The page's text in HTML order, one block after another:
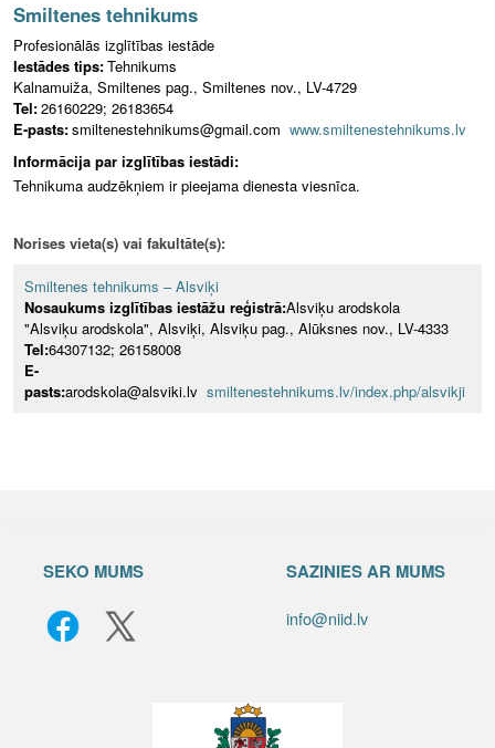
Smiltenes tehnikums
Profesionālās izglītības iestāde
Iestādes tips:Tehnikums
Kalnamuiža, Smiltenes pag., Smiltenes nov., LV-4729
Tel:26160229; 26183654
E-pasts:smiltenestehnikums@gmail.com www.smiltenestehnikums.lv
Informācija par izglītības iestādi:
Tehnikuma audzēkņiem ir pieejama dienesta viesnīca.
Norises vieta(s) vai fakultāte(s):
Smiltenes tehnikums – Alsviķi
Nosaukums izglītības iestāžu reģistrā:Alsviķu arodskola
"Alsviķu arodskola", Alsviķi, Alsviķu pag., Alūksnes nov., LV-4333
Tel:64307132; 26158008
E-
pasts:arodskola@alsviki.lv smiltenestehnikums.lv/index.php/alsvikji
SEKO MUMS SAZINIES AR MUMS
info@niid.lv